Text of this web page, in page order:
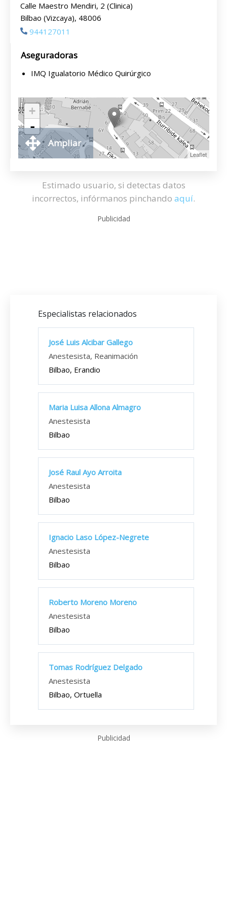
Calle Maestro Mendiri, 2 (Clinica)
Bilbao (Vizcaya), 48006
944127011
Aseguradoras
IMQ Igualatorio Médico Quirúrgico
+
-
Leaflet
Ampliar
Estimado usuario, si detectas datos
incorrectos, infórmanos pinchando aquí.
Publicidad
Especialistas relacionados
José Luis Alcibar Gallego
Anestesista, Reanimación
Bilbao, Erandio
Maria Luisa Allona Almagro
Anestesista
Bilbao
José Raul Ayo Arroita
Anestesista
Bilbao
Ignacio Laso López-Negrete
Anestesista
Bilbao
Roberto Moreno Moreno
Anestesista
Bilbao
Tomas Rodríguez Delgado
Anestesista
Bilbao, Ortuella
Publicidad